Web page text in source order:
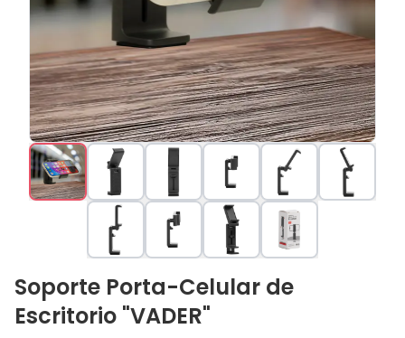
Soporte Porta-Celular de
Escritorio "VADER"